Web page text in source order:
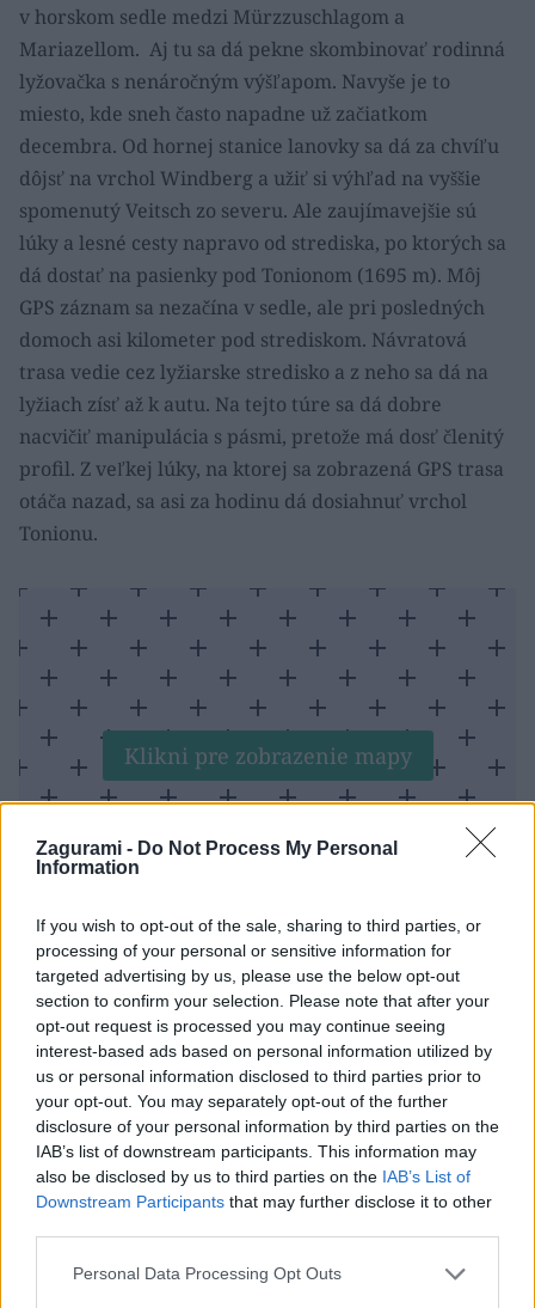
Zagurami - Do Not Process My Personal
Information
If you wish to opt-out of the sale, sharing to third parties, or
processing of your personal or sensitive information for
targeted advertising by us, please use the below opt-out
section to confirm your selection. Please note that after your
opt-out request is processed you may continue seeing
interest-based ads based on personal information utilized by
us or personal information disclosed to third parties prior to
your opt-out. You may separately opt-out of the further
disclosure of your personal information by third parties on the
IAB’s list of downstream participants. This information may
also be disclosed by us to third parties on the IAB’s List of
Downstream Participants that may further disclose it to other
Personal Data Processing Opt Outs
v horskom sedle medzi Mürzzuschlagom a
Mariazellom. Aj tu sa dá pekne skombinovať rodinná
lyžovačka s nenáročným výšľapom. Navyše je to
miesto, kde sneh často napadne už začiatkom
decembra. Od hornej stanice lanovky sa dá za chvíľu
dôjsť na vrchol Windberg a užiť si výhľad na vyššie
spomenutý Veitsch zo severu. Ale zaujímavejšie sú
lúky a lesné cesty napravo od strediska, po ktorých sa
dá dostať na pasienky pod Tonionom (1695 m). Môj
GPS záznam sa nezačína v sedle, ale pri posledných
domoch asi kilometer pod strediskom. Návratová
trasa vedie cez lyžiarske stredisko a z neho sa dá na
lyžiach zísť až k autu. Na tejto túre sa dá dobre
nacvičiť manipulácia s pásmi, pretože má dosť členitý
profil. Z veľkej lúky, na ktorej sa zobrazená GPS trasa
otáča nazad, sa asi za hodinu dá dosiahnuť vrchol
Tonionu.
Klikni pre zobrazenie mapy
Präbichl – Polster
Už trochu vzdialenejšia (3 hodiny z Bratislavy)
lyžiarska oblasť Präbichl pri mestečku Eisenerz má
výhodu v tom, že je tam často úplne iné počasie a iné
snehové podmienky ako na Slovensku. V okolí
strediska sa dá urobiť viacero zaujímavých túr, toto je
najľahšia z nich. Civilizácia je po celej trase relatívne
blízko a zjazd z vrcholu Polster (1910 m) vedie po
neupravovanej zjazdovke s historickou